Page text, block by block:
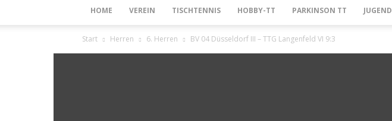
HOME VEREIN TISCHTENNIS HOBBY-TT PARKINSON TT JUGEND
Start Herren 6. Herren BV 04 Düsseldorf III – TTG Langenfeld VI 9:3